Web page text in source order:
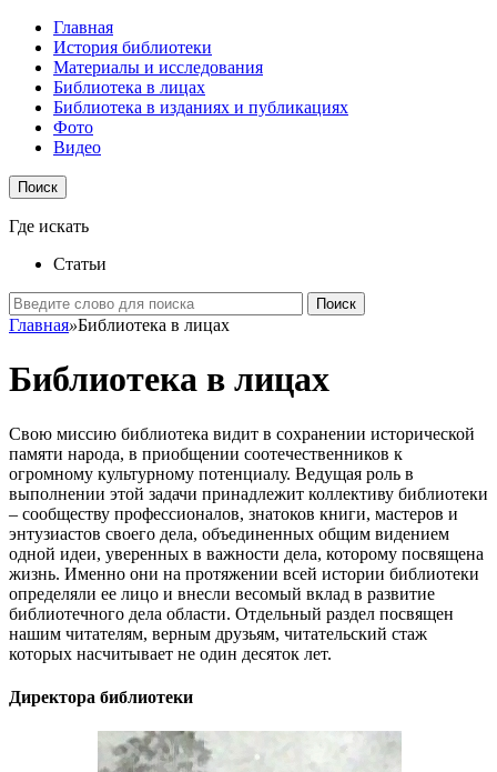
Главная
История библиотеки
Материалы и исследования
Библиотека в лицах
Библиотека в изданиях и публикациях
Фото
Видео
Поиск
Где искать
Статьи
Поиск
Главная»Библиотека в лицах
Библиотека в лицах
Свою миссию библиотека видит в сохранении исторической
памяти народа, в приобщении соотечественников к
огромному культурному потенциалу. Ведущая роль в
выполнении этой задачи принадлежит коллективу библиотеки
– сообществу профессионалов, знатоков книги, мастеров и
энтузиастов своего дела, объединенных общим видением
одной идеи, уверенных в важности дела, которому посвящена
жизнь. Именно они на протяжении всей истории библиотеки
определяли ее лицо и внесли весомый вклад в развитие
библиотечного дела области. Отдельный раздел посвящен
нашим читателям, верным друзьям, читательский стаж
которых насчитывает не один десяток лет.
Директора библиотеки